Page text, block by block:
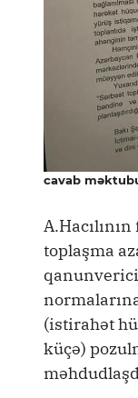
cavab
toplaşma
(istirahət
küçə)